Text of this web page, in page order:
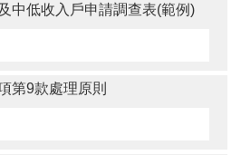
中低收入戶申請調查表(範例)
第9款處理原則